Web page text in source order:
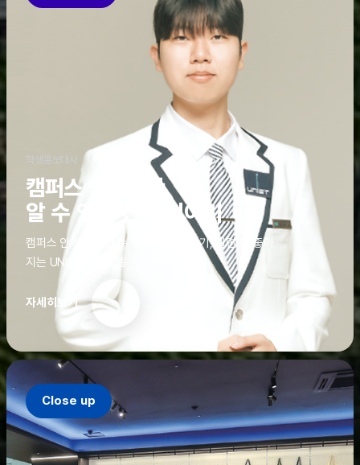
학생홍보대사
캠퍼스 안에서만
알 수 있는 진짜 이야기
캠퍼스 안에서만 알 수 있는 진짜 이야기, 알면 더 좋아
지는 UNIST의 디테일
자세히보기
Close up